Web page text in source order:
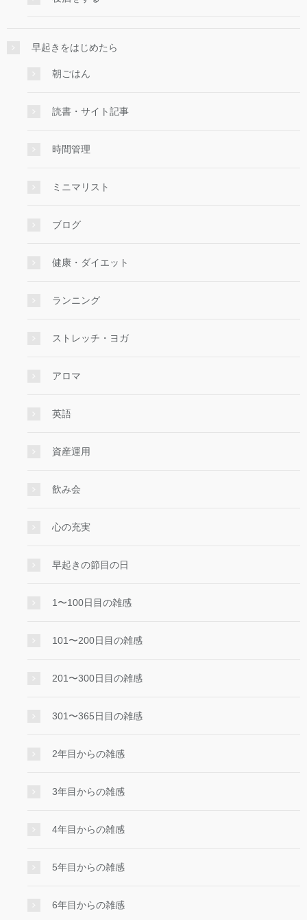
早起きをはじめたら
朝ごはん
読書・サイト記事
時間管理
ミニマリスト
ブログ
健康・ダイエット
ランニング
ストレッチ・ヨガ
アロマ
英語
資産運用
飲み会
心の充実
早起きの節目の日
1〜100日目の雑感
101〜200日目の雑感
201〜300日目の雑感
301〜365日目の雑感
2年目からの雑感
3年目からの雑感
4年目からの雑感
5年目からの雑感
6年目からの雑感